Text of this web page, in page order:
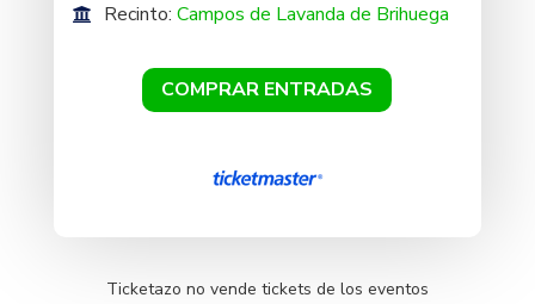
Recinto: Campos de Lavanda de Brihuega
COMPRAR ENTRADAS
Ticketazo no vende tickets de los eventos